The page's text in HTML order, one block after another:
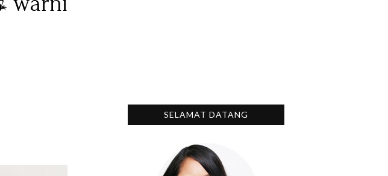
SELAMAT DATANG